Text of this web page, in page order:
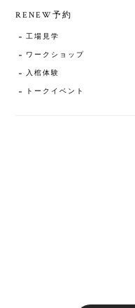
RENEW予約
工場見学
ワークショップ
入棺体験
トークイベント